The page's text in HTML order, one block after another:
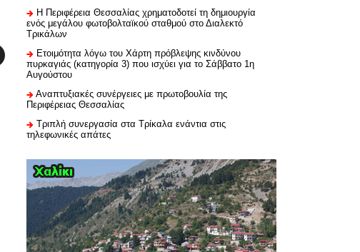
H Περιφέρεια Θεσσαλίας χρηματοδοτεί τη δημιουργία
ενός μεγάλου φωτοβολταϊκού σταθμού στο Διαλεκτό
Τρικάλων
Ετοιμότητα λόγω του Χάρτη πρόβλεψης κινδύνου
πυρκαγιάς (κατηγορία 3) που ισχύει για το Σάββατο 1η
Αυγούστου
Αναπτυξιακές συνέργειες με πρωτοβουλία της
Περιφέρειας Θεσσαλίας
Τριπλή συνεργασία στα Τρίκαλα ενάντια στις
τηλεφωνικές απάτες